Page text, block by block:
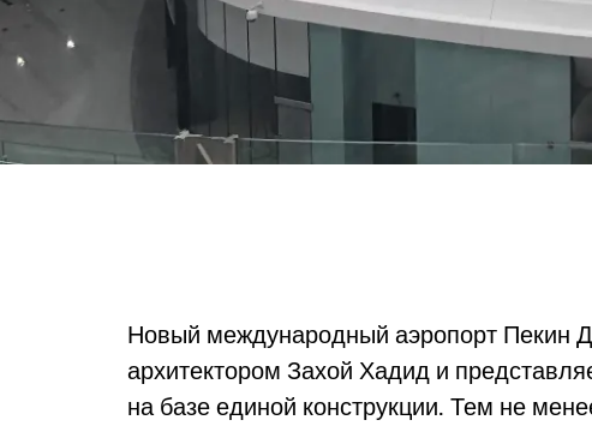
Новый международный аэропорт Пекин
архитектором Захой Хадид и
на базе единой конструкции. Тем не